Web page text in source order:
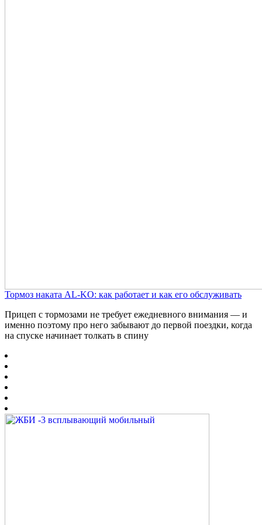
Тормоз наката AL-KO: как работает и как его обслуживать
Прицеп с тормозами не требует ежедневного внимания — и
именно поэтому про него забывают до первой поездки, когда
на спуске начинает толкать в спину